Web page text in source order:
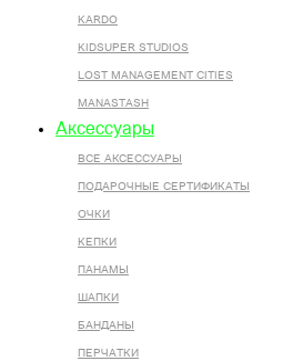
KARDO
KIDSUPER STUDIOS
LOST MANAGEMENT CITIES
MANASTASH
Аксессуары
ВСЕ AКСЕССУАРЫ
ПОДАРОЧНЫЕ СЕРТИФИКАТЫ
ОЧКИ
КЕПКИ
ПАНАМЫ
ШАПКИ
БАНДАНЫ
ПЕРЧАТКИ